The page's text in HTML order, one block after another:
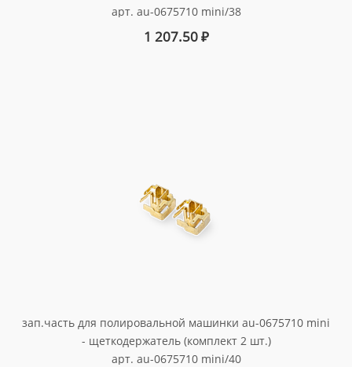
арт. au-0675710 mini/38
1 207.50₽
зап.часть для полировальной машинки au-0675710 mini
- щеткодержатель (комплект 2 шт.)
арт. au-0675710 mini/40